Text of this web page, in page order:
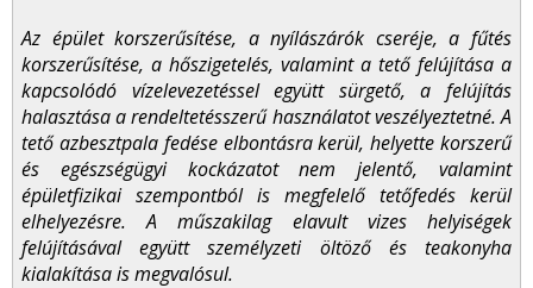
Az épület korszerűsítése, a nyílászárók cseréje, a fűtés
korszerűsítése, a hőszigetelés, valamint a tető felújítása a
kapcsolódó vízelevezetéssel együtt sürgető, a felújítás
halasztása a rendeltetésszerű használatot veszélyeztetné. A
tető azbesztpala fedése elbontásra kerül, helyette korszerű
és egészségügyi kockázatot nem jelentő, valamint
épületfizikai szempontból is megfelelő tetőfedés kerül
elhelyezésre. A műszakilag elavult vizes helyiségek
felújításával együtt személyzeti öltöző és teakonyha
kialakítása is megvalósul.